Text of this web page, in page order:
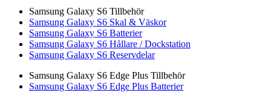
Samsung Galaxy S6 Tillbehör
Samsung Galaxy S6 Skal & Väskor
Samsung Galaxy S6 Batterier
Samsung Galaxy S6 Hållare / Dockstation
Samsung Galaxy S6 Reservdelar
Samsung Galaxy S6 Edge Plus Tillbehör
Samsung Galaxy S6 Edge Plus Batterier